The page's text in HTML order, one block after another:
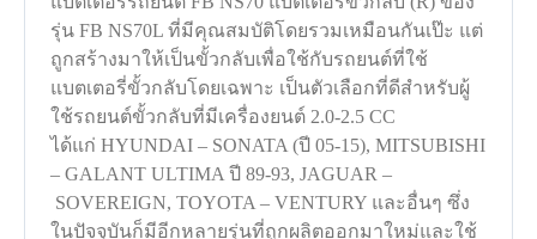
รุ่น FB NS70L ที่มีคุณสมบัติโดยรวมเหมือนกันเป๊ะ แต่
ถูกสร้างมาให้เป็นขั้วกลับเพื่อใช้กับรถยนต์ที่ใช้
แบตเตอรี่ขั้วกลับโดยเฉพาะ เป็นตัวเลือกที่ดีสำหรับผู้
ใช้รถยนต์ขั้วกลับที่มีเครื่องยนต์ 2.0-2.5 CC
ได้แก่ HYUNDAI – SONATA (ปี 05-15), MITSUBISHI
– GALANT ULTIMA ปี 89-93, JAGUAR –
SOVEREIGN, TOYOTA – VENTURY และอื่นๆ ซึ่ง
ในปัจจุบันก็มีอีกหลายรุ่นที่ถูกผลิตออกมาใหม่และใช้